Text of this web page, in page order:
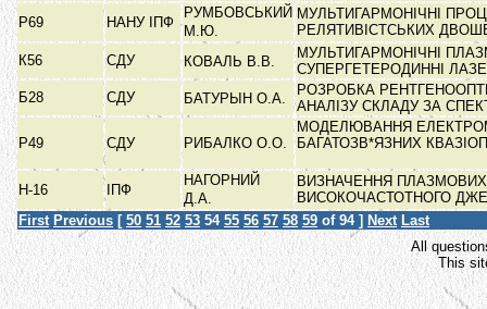
Р69
НАНУ ІПФ
РУМБОВСЬКИЙ
М.Ю.
МУЛЬТИГАРМОНІЧНІ
РЕЛЯТИВІСТСЬКИХ
К56
СДУ КОВАЛЬ В.В.
МУЛЬТИГАРМОНІЧНІ
СУПЕРГЕТЕРОДИННІ
Б28
СДУ БАТУРЫН О.А.
РОЗРОБКА
АНАЛІЗУ СКЛАДУ ЗА
Р49 СДУ РИБАЛКО О.О.
МОДЕЛЮВАННЯ
БАГАТОЗВ*ЯЗНИХ
Н-16 ІПФ
НАГОРНИЙ
Д.А.
ВИЗНАЧЕННЯ
ВИСОКОЧАСТОТНОГО
First Previous [ 50 51 52 53 54 55 56 57 58 59 of 94 ] Next Last
All
This